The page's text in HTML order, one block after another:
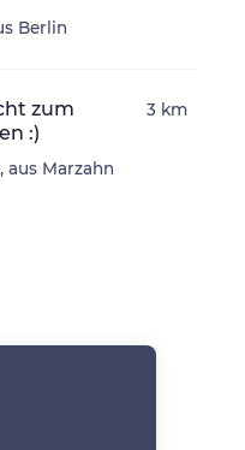
Berlin
zum
:)
aus Marzahn
3 km